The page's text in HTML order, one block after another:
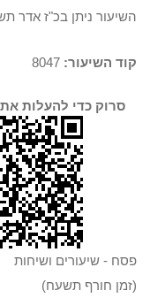
השיעור ניתן בכ"ז אדר
קוד השיעור:
סרוק כדי להעלות
פסח - שיעורים ושיחות
(זמן חורף תשעח)